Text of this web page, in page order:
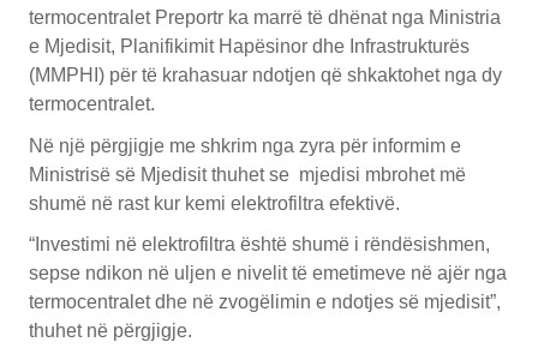
termocentralet Preportr ka marrë të dhënat nga Ministria
e Mjedisit, Planifikimit Hapësinor dhe Infrastrukturës
(MMPHI) për të krahasuar ndotjen që shkaktohet nga dy
termocentralet.
Në një përgjigje me shkrim nga zyra për informim e
Ministrisë së Mjedisit thuhet se mjedisi mbrohet më
shumë në rast kur kemi elektrofiltra efektivë.
“Investimi në elektrofiltra është shumë i rëndësishmen,
sepse ndikon në uljen e nivelit të emetimeve në ajër nga
termocentralet dhe në zvogëlimin e ndotjes së mjedisit”,
thuhet në përgjigje.